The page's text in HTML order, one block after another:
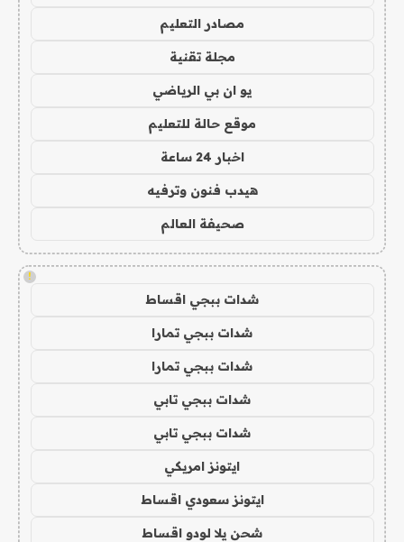
مصادر التعليم
مجلة تقنية
يو ان بي الرياضي
موقع حالة للتعليم
اخبار 24 ساعة
هيدب فنون وترفيه
صحيفة العالم
!
شدات ببجي اقساط
شدات ببجي تمارا
شدات ببجي تمارا
شدات ببجي تابي
شدات ببجي تابي
ايتونز امريكي
ايتونز سعودي اقساط
شحن يلا لودو اقساط